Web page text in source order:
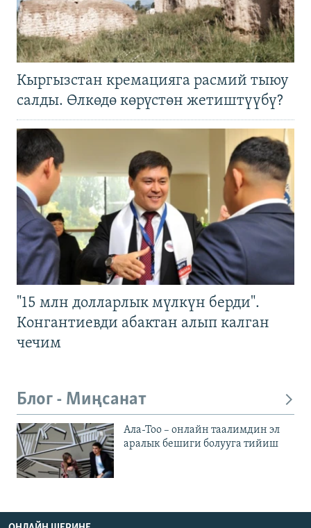
Кыргызстан кремацияга расмий тыюу
салды. Өлкөдө көрүстөн жетиштүүбү?
"15 млн долларлык мүлкүн берди".
Конгантиевди абактан алып калган
чечим
Блог - Миңсанат
Ала-Тоо – онлайн таалимдин эл
аралык бешиги болууга тийиш